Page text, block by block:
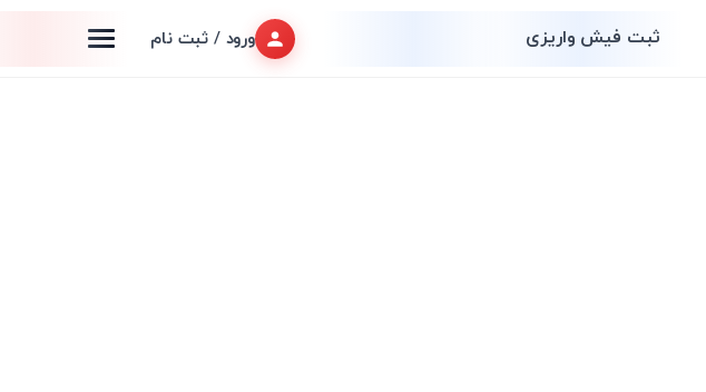
ثبت فیش واریزی ورود / ثبت نام